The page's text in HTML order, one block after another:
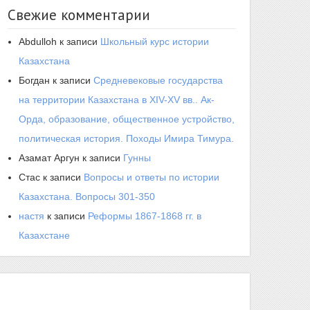
Свежие комментарии
Abdulloh к записи Школьный курс истории
Казахстана
Богдан к записи Средневековые государства
на территории Казахстана в XIV-XV вв.. Ак-
Орда, образование, общественное устройство,
политическая история. Походы Имира Тимура.
Азамат Аргун к записи Гунны
Стас к записи Вопросы и ответы по истории
Казахстана. Вопросы 301-350
настя к записи Реформы 1867-1868 гг. в
Казахстане